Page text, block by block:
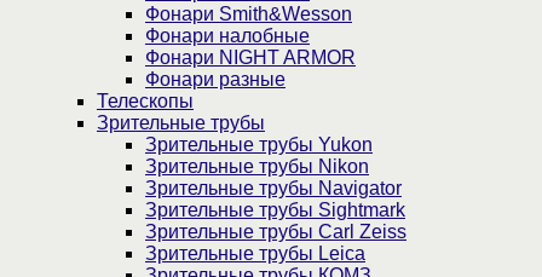
Фонари Smith&Wesson
Фонари налобные
Фонари NIGHT ARMOR
Фонари разные
Телескопы
Зрительные трубы
Зрительные трубы Yukon
Зрительные трубы Nikon
Зрительные трубы Navigator
Зрительные трубы Sightmark
Зрительные трубы Carl Zeiss
Зрительные трубы Leica